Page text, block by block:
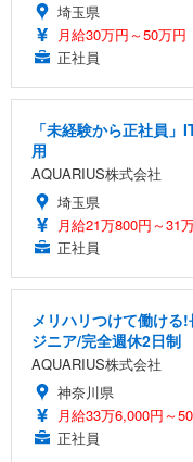
埼玉県
月給30万円～50万円
正社員
「未経験から正社員
用
AQUARIUS株式会社
埼玉県
月給21万800円～31
正社員
メリハリつけて働ける
ジニア/完全週休2日制
AQUARIUS株式会社
神奈川県
月給33万6,000円～
正社員